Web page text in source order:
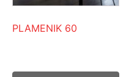
PLAMENIK 60